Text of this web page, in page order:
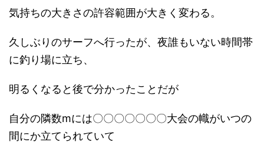
気持ちの大きさの許容範囲が大きく変わる。
久しぶりのサーフへ行ったが、夜誰もいない時間帯
に釣り場に立ち、
明るくなると後で分かったことだが
自分の隣数mには〇〇〇〇〇〇〇大会の幟がいつの
間にか立てられていて